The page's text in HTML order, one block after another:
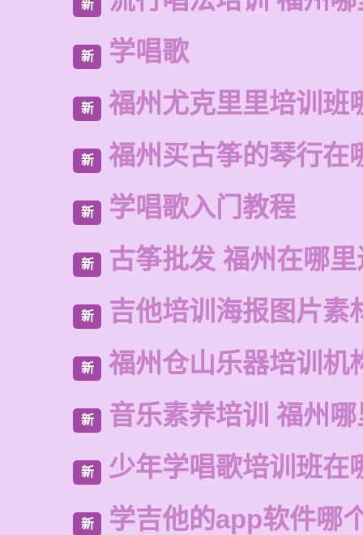
新
新 学唱歌
新 福州尤克里里培训班
新 福州买古筝的琴行在
新 学唱歌入门教程
新 古筝批发 福州在哪
新 吉他培训海报图片素
新 福州仓山乐器培训机
新 音乐素养培训 福州
新 少年学唱歌培训班在
新 学吉他的app软件哪